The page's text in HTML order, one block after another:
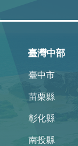
臺灣中部
臺中市
苗栗縣
彰化縣
南投縣